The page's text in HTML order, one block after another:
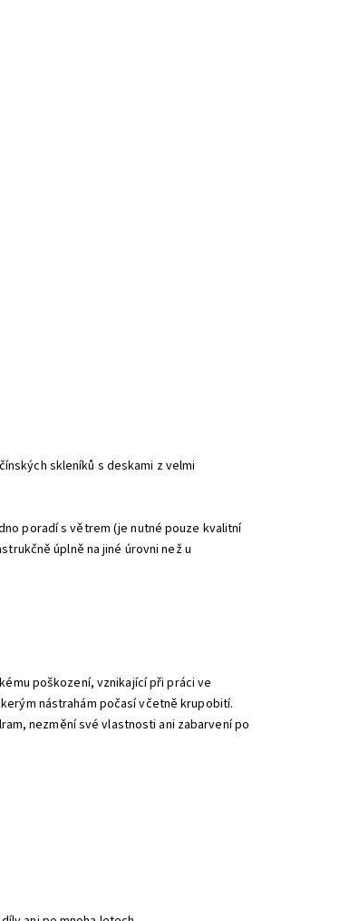
skleníků s deskami z velmi
poradí s větrem (je nutné pouze kvalitní
úplně na jiné úrovni než u
poškození, vznikající při práci ve
nástrahám počasí včetně krupobití.
nezmění své vlastnosti ani zabarvení po